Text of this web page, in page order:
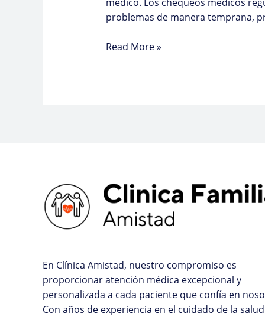
problemas de manera temprana,
Read More »
En Clínica Amistad, nuestro compromiso es
proporcionar atención médica excepcional y
personalizada a cada paciente que confía en
Con años de experiencia en el cuidado de la